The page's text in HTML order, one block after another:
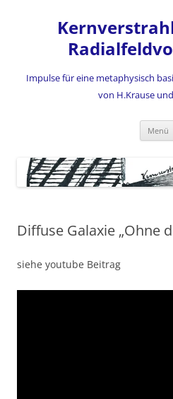
Impulse für eine metaphysisch
von H.Krause
Menü
Diffuse Galaxie „Ohne
siehe youtube Beitrag